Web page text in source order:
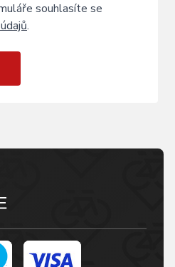
souhlasíte se
.